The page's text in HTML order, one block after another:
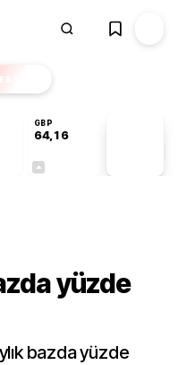
EKSTRA
GBP
64,16
yüzde
bazda yüzde